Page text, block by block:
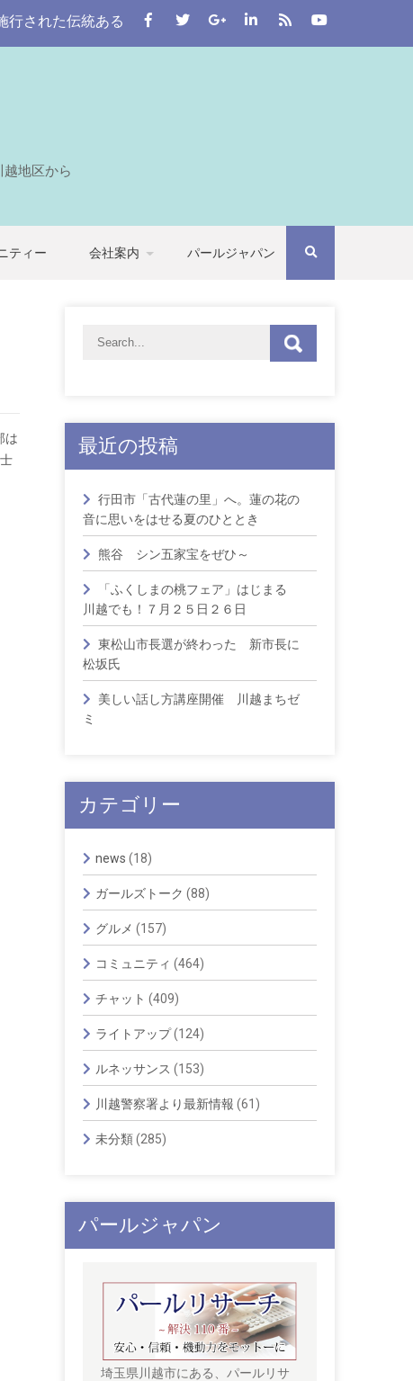
伝統ある街。 この川越をはじめとする七つの自治体から
地区から
ティー 会社案内 パールジャパン
は
最近の投稿
行田市「古代蓮の里」へ。蓮の花の
音に思いをはせる夏のひととき
熊谷 シン五家宝をぜひ～
「ふくしまの桃フェア」はじまる
川越でも！７月２５日２６日
東松山市長選が終わった 新市長に
松坂氏
美しい話し方講座開催 川越まちゼ
ミ
カテゴリー
news (18)
ガールズトーク (88)
グルメ (157)
コミュニティ (464)
チャット (409)
ライトアップ(124)
ルネッサンス (153)
川越警察署より最新情報 (61)
未分類(285)
パールジャパン
埼玉県川越市にある、パールリサ